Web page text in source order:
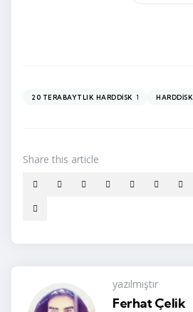
20 TERABAYTLIK HARDDISK 1 HARDDISK
Share this article
yazılmıştır
Ferhat Çelik